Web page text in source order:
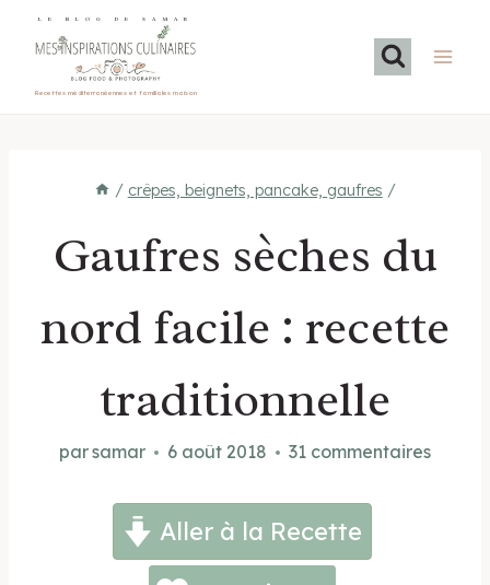
LE BLOG DE SAMAR
Recettes méditerranéennes et familiales maison
/ crêpes, beignets, pancake, gaufres /
Gaufres sèches du
nord facile : recette
traditionnelle
parsamar 6 août 2018 31 commentaires
Aller à la Recette